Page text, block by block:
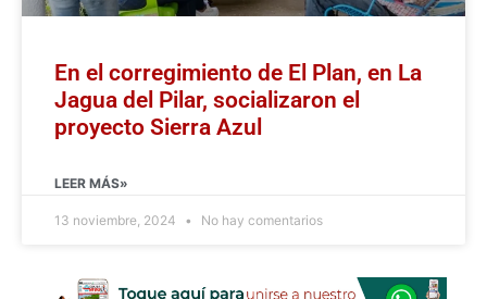
En el corregimiento de El Plan, en La
Jagua del Pilar, socializaron el
proyecto Sierra Azul
LEER MÁS»
13 noviembre, 2024 No hay comentarios